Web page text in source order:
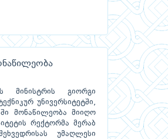
მინისტრის გიორგი
უნივერსიტეტში,
მონაწილეობა მიიღო
რექტორმა მერაბ
უმაღლესი